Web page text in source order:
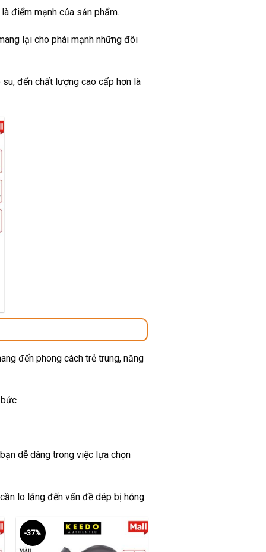
điểm mạnh của sản phẩm.
lại cho phái mạnh những đôi
đến chất lượng cao cấp hơn là
₫.
đến phong cách trẻ trung, năng
dễ dàng trong việc lựa chọn
lo lắng đến vấn đề dép bị hỏng.
-37%